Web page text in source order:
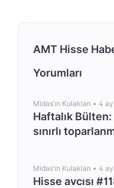
AMT Hisse
Yorumları
Midas’ın Kulakları • 4
Haftalık Bülten:
sınırlı
Midas’ın Kulakları • 4
Hisse avcısı